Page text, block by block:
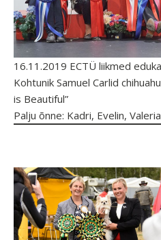
16.11.2019 ECTÜ liikmed
Kohtunik Samuel Carlid
is Beautiful”
Palju õnne: Kadri, Evelin,